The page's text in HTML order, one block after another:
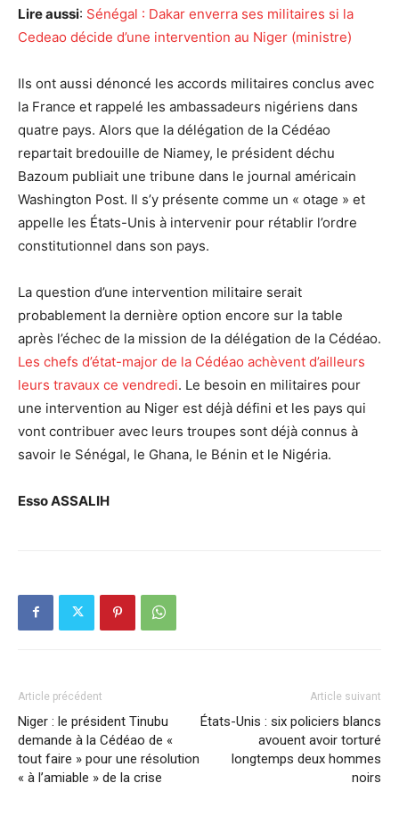
Lire aussi: Sénégal : Dakar enverra ses militaires si la
Cedeao décide d’une intervention au Niger (ministre)
Ils ont aussi dénoncé les accords militaires conclus avec
la France et rappelé les ambassadeurs nigériens dans
quatre pays. Alors que la délégation de la Cédéao
repartait bredouille de Niamey, le président déchu
Bazoum publiait une tribune dans le journal américain
Washington Post. Il s’y présente comme un « otage » et
appelle les États-Unis à intervenir pour rétablir l’ordre
constitutionnel dans son pays.
La question d’une intervention militaire serait
probablement la dernière option encore sur la table
après l’échec de la mission de la délégation de la Cédéao.
Les chefs d’état-major de la Cédéao achèvent d’ailleurs
leurs travaux ce vendredi. Le besoin en militaires pour
une intervention au Niger est déjà défini et les pays qui
vont contribuer avec leurs troupes sont déjà connus à
savoir le Sénégal, le Ghana, le Bénin et le Nigéria.
Esso ASSALIH
Article précédent
Niger : le président Tinubu
demande à la Cédéao de «
tout faire » pour une résolution
« à l’amiable » de la crise
Article suivant
États-Unis : six policiers blancs
avouent avoir torturé
longtemps deux hommes
noirs